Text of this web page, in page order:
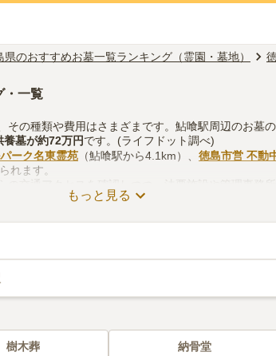
県のおすすめお墓一覧ランキング（霊園・墓地）
・一覧
の種類や費用はさまざまです。鮎喰駅周辺のお墓の
養墓が約72万円です。(ライフドット調べ)
ーク名東霊苑 （鮎喰駅から4.1km）、 徳島市営 不動
れます。
の交通アクセスを確認しつつ、法要施設や管理事務
いでしょう。資料請求や見学予約が無料でできます
もっと見る
樹木葬 納骨堂